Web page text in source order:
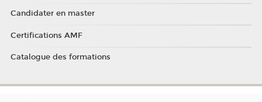
Candidater en master
Certifications AMF
Catalogue des formations